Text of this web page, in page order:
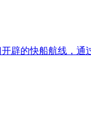
辟的快船航线，